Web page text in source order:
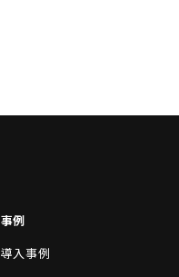
事例
導入事例